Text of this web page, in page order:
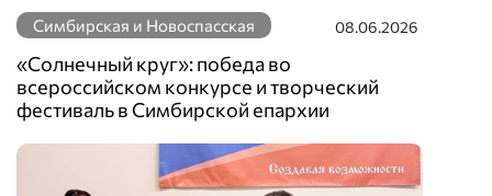
Симбирская и Новоспасская 08.06.2026
«Солнечный круг»: победа во
всероссийском конкурсе и творческий
фестиваль в Симбирской епархии